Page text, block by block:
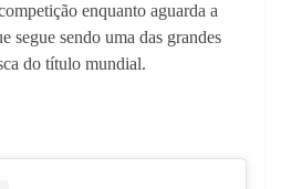
enquanto aguarda a
segue sendo uma das grandes
do título mundial.